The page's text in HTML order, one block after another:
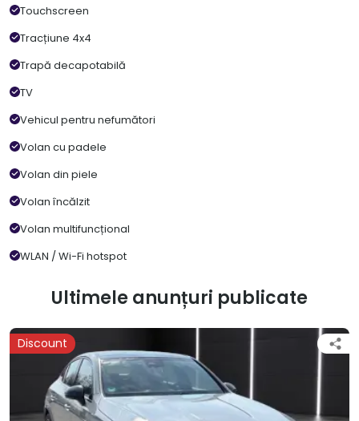
Touchscreen
Tracțiune 4x4
Trapă decapotabilă
TV
Vehicul pentru nefumători
Volan cu padele
Volan din piele
Volan încălzit
Volan multifuncțional
WLAN / Wi-Fi hotspot
Ultimele anunțuri publicate
Discount